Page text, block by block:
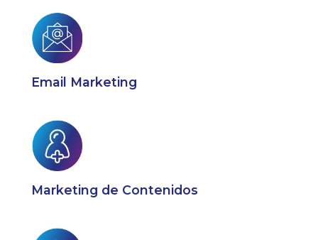
Email Marketing
Marketing de Contenidos